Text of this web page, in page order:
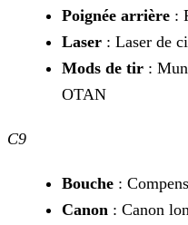
Poignée arrière :
Laser : Laser de
Mods de tir :
OTAN
C9
Bouche :
Canon : Canon